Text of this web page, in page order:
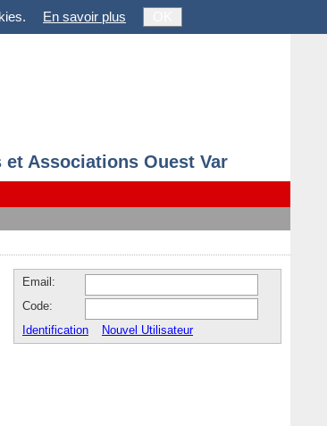
En savoir plus
Associations Ouest Var
Email:
Code:
Identification
Nouvel Utilisateur